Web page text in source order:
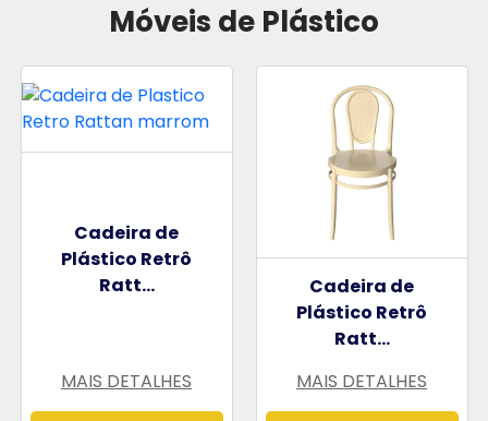
Móveis de Plástico
Cadeira de
Plástico Retrô
Ratt...
MAIS DETALHES
Cadeira de
Plástico Retrô
Ratt...
MAIS DETALHES